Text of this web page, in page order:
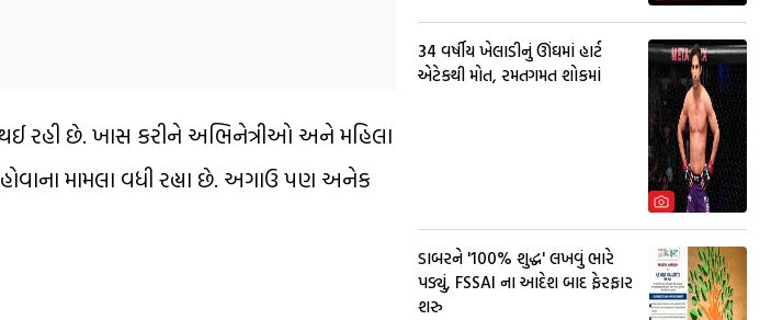
થઈ રહી છે. ખાસ કરીને અભિનેત્રીઓ અને મહિલા
મામલા વધી રહ્યા છે. અગાઉ પણ અનેક
34 વર્ષીય ખેલાડીનું ઊંઘમાં હાર્ટ
એટેકથી મોત, રમતગમત શોકમાં
ડાબરને '100% શુદ્ધ' લખવું ભારે
પડ્યું, FSSAI ના આદેશ બાદ ફેરફાર
શરુ